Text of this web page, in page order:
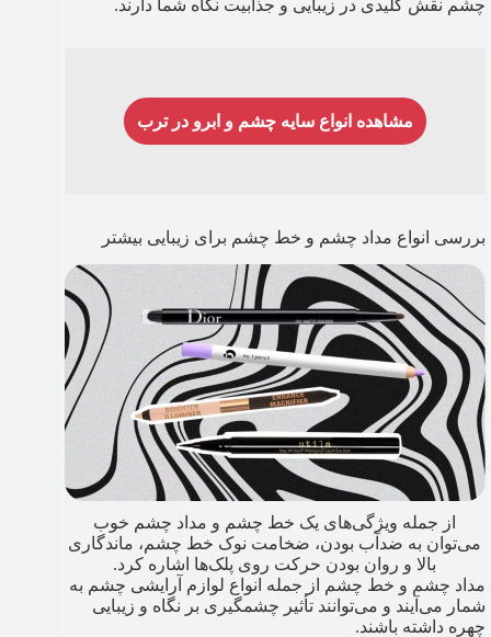
چشم نقش کلیدی در زیبایی و جذابیت نگاه شما دارند.
مشاهده انواع سایه چشم و ابرو در ترب
بررسی انواع مداد چشم و خط چشم برای زیبایی بیشتر
از جمله ویژگی‌های یک خط چشم و مداد چشم خوب
می‌توان به ضدآب‌ بودن، ضخامت نوک خط چشم، ماندگاری
بالا و روان بودن حرکت روی پلک‌ها اشاره کرد.
مداد چشم و خط چشم از جمله انواع لوازم آرایشی چشم به
شمار می‌آیند و می‌توانند تأثیر چشمگیری بر نگاه و زیبایی
چهره داشته باشند.